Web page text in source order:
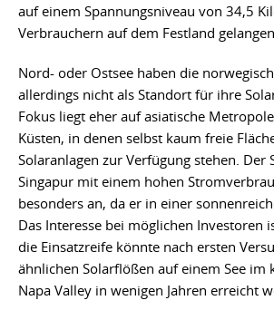
auf einem Spannungsniveau von 34,5
Verbrauchern auf dem Festland
Nord- oder Ostsee haben die
allerdings nicht als Standort für ihre
Fokus liegt eher auf asiatische
Küsten, in denen selbst kaum freie
Solaranlagen zur Verfügung stehen. Der
Singapur mit einem hohen
besonders an, da er in einer
Das Interesse bei möglichen Investoren
die Einsatzreife könnte nach ersten
ähnlichen Solarflößen auf einem See im
Napa Valley in wenigen Jahren erreicht